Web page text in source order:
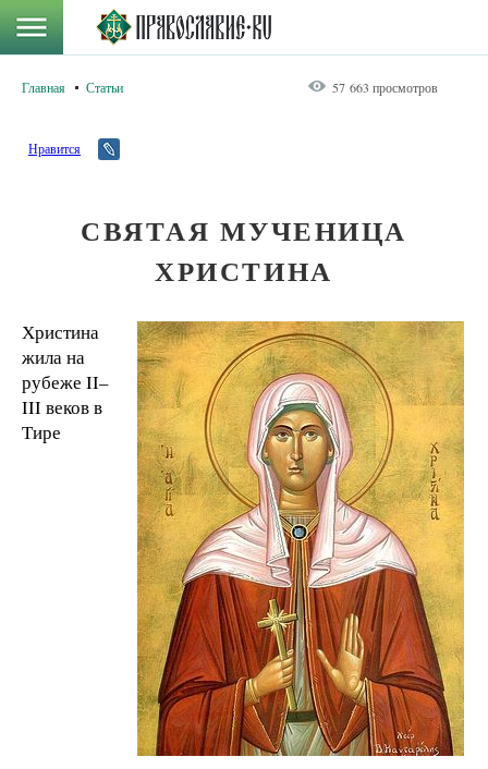
Главная Статьи 57 663 просмотров
Нравится
СВЯТАЯ МУЧЕНИЦА
ХРИСТИНА
Христина
жила на
рубеже II–
III веков в
Тире